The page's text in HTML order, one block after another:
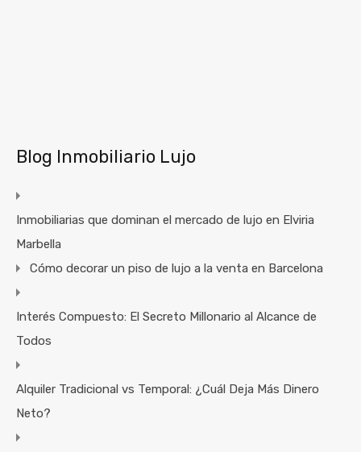
Blog Inmobiliario Lujo
Inmobiliarias que dominan el mercado de lujo en Elviria
Marbella
Cómo decorar un piso de lujo a la venta en Barcelona
Interés Compuesto: El Secreto Millonario al Alcance de
Todos
Alquiler Tradicional vs Temporal: ¿Cuál Deja Más Dinero
Neto?